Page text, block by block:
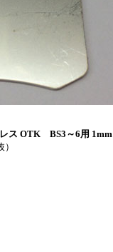
ス OTK BS3～6用 1mm